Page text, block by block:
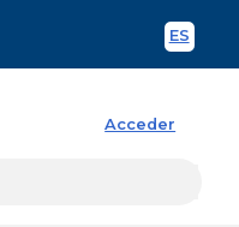
ES
Acceder